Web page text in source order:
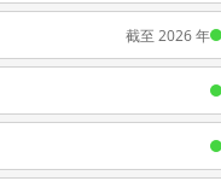
截至 2026 年